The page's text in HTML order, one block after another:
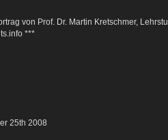
von Prof. Dr. Martin Kretschmer,
***
25th 2008